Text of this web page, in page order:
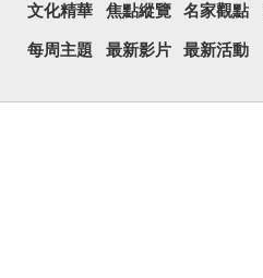
文化精華 焦點縱覽 名家觀點
每周主題 最新影片 最新活動